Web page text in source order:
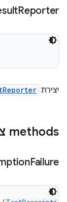
Reporter
יצירת
‫methods ציבוריים
Failure